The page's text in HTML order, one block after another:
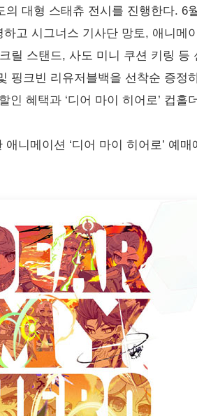
의 대형 스태츄 전시를 진행한다. 6
고 시그너스 기사단 망토, 애니메
릴 스탠드, 사도 미니 쿠션 키링
핑크빈 리유저블백을 선착순 증
인 혜택과 ‘디어 마이 히어로’ 컵홀
애니메이션 ‘디어 마이 히어로’